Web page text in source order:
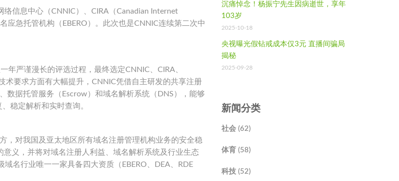
信息中心（CNNIC）、CIRA（Canadian Internet
急托管机构（EBERO）。此次也是CNNIC连续第二次中
年严谨漫长的评选过程，最终选定CNNIC、CIRA、
术要求方面有大幅提升，CNNIC凭借自主研发的共享注册
数据托管服务（Escrow）和域名解析系统（DNS），能够
稳定解析和实时查询。
，对我国及亚太地区所有域名注册管理机构业务的安全稳
义，并将对域名注册人利益、域名解析系统及行业生态
名行业唯一一家具备四大资质（EBERO、DEA、RDE
沉痛悼念！杨振宁先生因病逝世，享年
103岁
2025-10-18
央视曝光假钻戒成本仅3元 直播间骗局
揭秘
2025-09-28
新闻分类
社会 (62)
体育 (58)
科技 (52)